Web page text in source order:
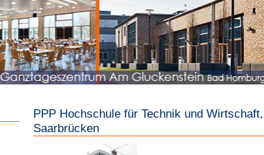
PPP Hochschule für Technik und Wirtschaft,
Saarbrücken